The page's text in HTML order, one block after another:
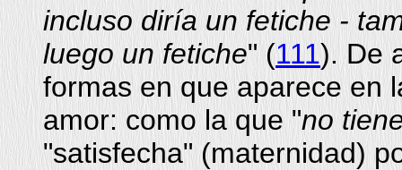
incluso diría un fetiche -
luego un fetiche" (111). De
formas en que aparece en
amor: como la que "no
"satisfecha" (maternidad)